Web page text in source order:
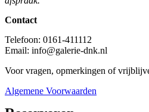
Contact
Telefoon: 0161-411112
Email: info@galerie-dnk.nl
Voor vragen, opmerkingen of
Algemene Voorwaarden